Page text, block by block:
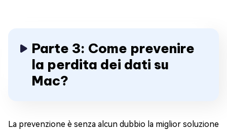
Parte 3: Come prevenire
la perdita dei dati su
Mac?
La prevenzione è senza alcun dubbio la miglior soluzione